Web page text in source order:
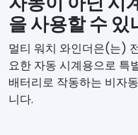
을 사용할 수 있
멀티 워치 와인더은(는)
요한 자동 시계용으로 특
배터리로 작동하는 비자
니다.